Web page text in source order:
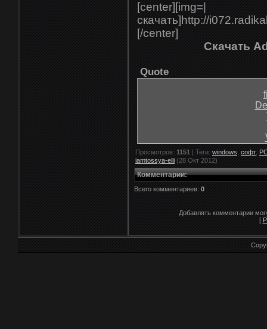
[center][img=|
скачать]http://
[/center]
Скачать
Quote
Просмотров: 1151 | Теги: windows софт,
iamtossya-elli (28 Окт 2012)
Комментарии:
Всего комментариев: 0
Добавлять комментарии
[